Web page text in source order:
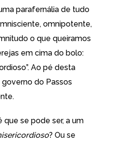
parafernália de tudo
omnipotente,
o que queiramos
em cima do bolo:
Ao pé desta
do Passos
que se pode ser, a um
? Ou se